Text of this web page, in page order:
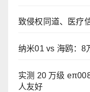
致侵权同道、医疗
纳米01 vs 海鸥：8
实测 20 万级
人友好